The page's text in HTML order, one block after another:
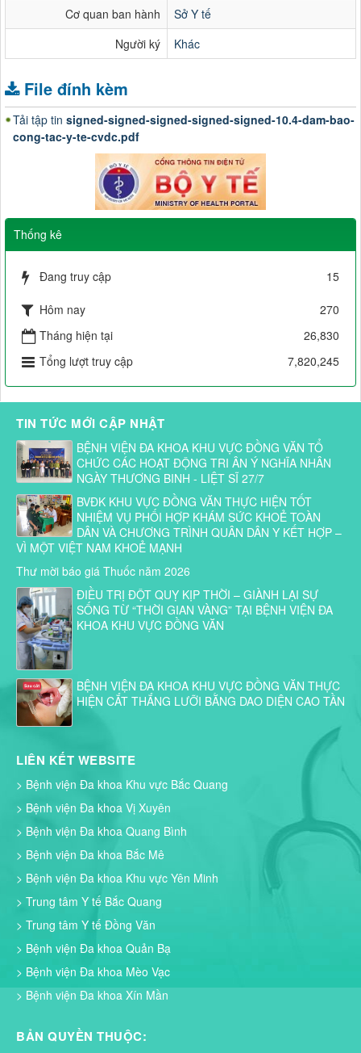
Cơ quan ban hành
Sở Y tế
Người ký
Khác
File đính kèm
Tải tập tin signed-signed-signed-signed-signed-10.4-dam-bao-
cong-tac-y-te-cvdc.pdf
Thống kê
Đang truy cập 15
Hôm nay
270
Tháng hiện tại
26,830
Tổng lượt truy cập
7,820,245
TIN TỨC MỚI CẬP NHẬT
BỆNH VIỆN ĐA KHOA KHU VỰC ĐỒNG VĂN TỔ
CHỨC CÁC HOẠT ĐỘNG TRI ÂN Ý NGHĨA NHÂN
NGÀY THƯƠNG BINH - LIỆT SĨ 27/7
BVĐK KHU VỰC ĐỒNG VĂN THỰC HIỆN TỐT
NHIỆM VỤ PHỐI HỢP KHÁM SỨC KHOẺ TOÀN
DÂN VÀ CHƯƠNG TRÌNH QUÂN DÂN Y KẾT HỢP –
VÌ MỘT VIỆT NAM KHOẺ MẠNH
Thư mời báo giá Thuốc năm 2026
ĐIỀU TRỊ ĐỘT QUỴ KỊP THỜI – GIÀNH LẠI SỰ
SỐNG TỪ “THỜI GIAN VÀNG” TẠI BỆNH VIỆN ĐA
KHOA KHU VỰC ĐỒNG VĂN
BỆNH VIỆN ĐA KHOA KHU VỰC ĐỒNG VĂN THỰC
HIỆN CẮT THẮNG LƯỠI BẰNG DAO DIỆN CAO TẦN
LIÊN KẾT WEBSITE
> Bệnh viện Đa khoa Khu vực Bắc Quang
> Bệnh viện Đa khoa Vị Xuyên
> Bệnh viện Đa khoa Quang Bình
> Bệnh viện Đa khoa Bắc Mê
> Bệnh viện Đa khoa Khu vực Yên Minh
> Trung tâm Y tế Bắc Quang
> Trung tâm Y tế Đồng Văn
> Bệnh viện Đa khoa Quản Bạ
> Bệnh viện Đa khoa Mèo Vạc
> Bệnh viện Đa khoa Xín Mần
BẢN QUYỀN THUỘC: